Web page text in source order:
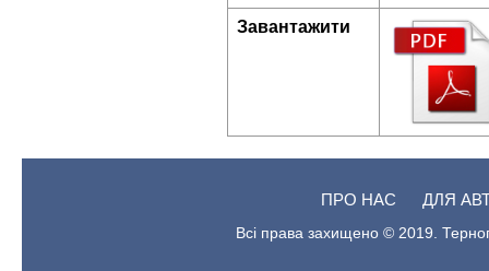
Завантажити
ПРО НАС ДЛЯ
Всі права захищено © 2019.